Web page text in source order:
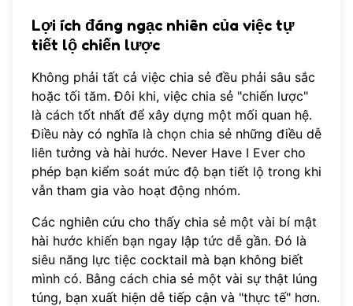
Lợi ích đáng ngạc nhiên của việc tự
tiết lộ chiến lược
Không phải tất cả việc chia sẻ đều phải sâu sắc
hoặc tối tăm. Đôi khi, việc chia sẻ "chiến lược"
là cách tốt nhất để xây dựng một mối quan hệ.
Điều này có nghĩa là chọn chia sẻ những điều dễ
liên tưởng và hài hước. Never Have I Ever cho
phép bạn kiểm soát mức độ bạn tiết lộ trong khi
vẫn tham gia vào hoạt động nhóm.
Các nghiên cứu cho thấy chia sẻ một vài bí mật
hài hước khiến bạn ngay lập tức dễ gần. Đó là
siêu năng lực tiệc cocktail mà bạn không biết
mình có. Bằng cách chia sẻ một vài sự thật lúng
túng, bạn xuất hiện dễ tiếp cận và "thực tế" hơn.